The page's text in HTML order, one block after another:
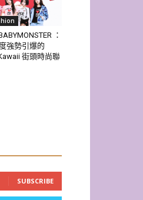
：
強勢引爆的
街頭時尚聯
SUBSCRIBE